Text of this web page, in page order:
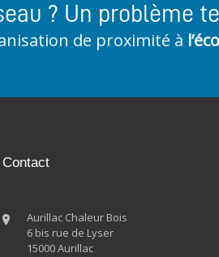
? Un problème
de proximité à
Contact
Aurillac Chaleur Bois
6 bis rue de Lyser
15000 Aurillac